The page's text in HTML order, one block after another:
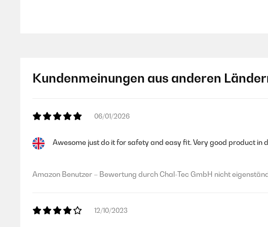
Amazon Benutzer – Bewertung durch Chal-Tec GmbH nicht
Zunächst erfüllt der Rauchmelder auf den ersten Blick alle
was passiert bei einem nach November 2033 eventuell auftretenden
Amazon Benutzer – Bewertung durch Chal-Tec GmbH nicht
17/07/2025
Kundenmeinungen aus anderen
06/01/2026
Awesome just do it for safety and easy fit. Very good product in
Amazon Benutzer – Bewertung durch Chal-Tec GmbH nicht
12/10/2023